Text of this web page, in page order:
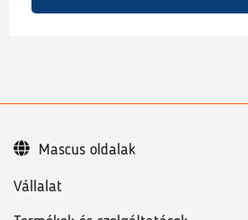
Vállalat
Mascus oldalak